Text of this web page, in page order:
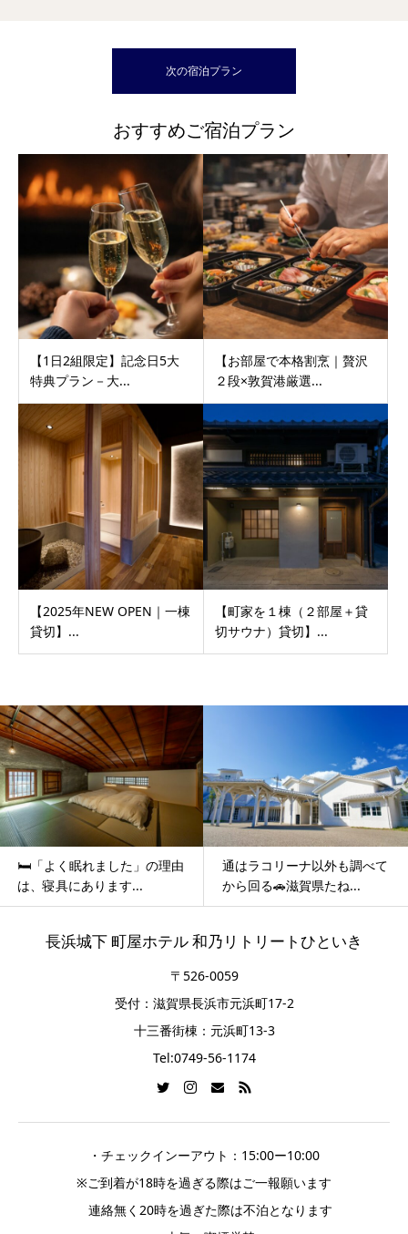
次の宿泊プラン
おすすめご宿泊プラン
【1日2組限定】記念日5大
特典プラン－大...
【お部屋で本格割烹｜贅沢
２段×敦賀港厳選...
【2025年NEW OPEN｜一棟
貸切】...
【町家を１棟（２部屋＋貸
切サウナ）貸切】...
く眠れました」の理由
具にあります...
通はラコリーナ以外も調べて
から回る🚗滋賀県たね...
ひ
長浜城下 町屋ホテル 和乃リトリートひといき
〒526-0059
受付：滋賀県長浜市元浜町17-2
十三番街棟：元浜町13-3
Tel:0749-56-1174
・チェックインーアウト：15:00ー10:00
※ご到着が18時を過ぎる際はご一報願います
連絡無く20時を過ぎた際は不泊となります